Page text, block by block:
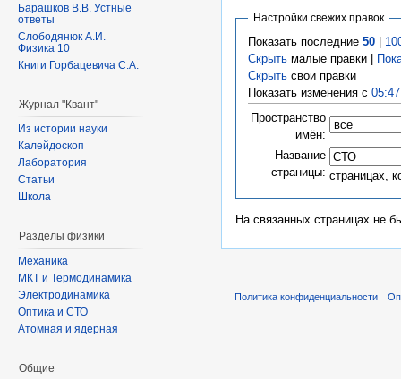
Настройки свежих правок
Показать последние 50|
Скрытьмалые правки |
Скрытьсвои правки
Показать изменения с
Пространство
имён:
Название
страницы: страницах,
На связанных страницах не
Барашков В.В. Устные
ответы
Слободянюк А.И.
Физика 10
Книги Горбацевича С.А.
Журнал "Квант"
Из истории науки
Калейдоскоп
Лаборатория
Статьи
Школа
Разделы физики
Механика
МКТ и Термодинамика
Электродинамика
Оптика и СТО
Атомная и ядерная
Общие
Политика конфиденциальности